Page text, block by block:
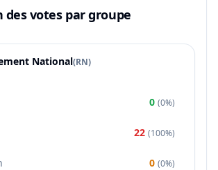
des votes par groupe
National(RN)
0 (0%)
22 (100%)
0 (0%)